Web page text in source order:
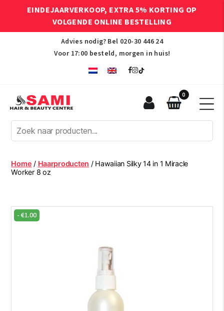
EINDEJAARVERKOOP, EXTRA 5% KORTING OP
VOLGENDE ONLINE BESTELLING
Advies nodig? Bel 020-30 446 24
Voor 17:00 besteld, morgen in huis!
Afro
Hair
Beauty
Centre
0
Home / Haarproducten / Hawaiian Silky 14 in 1 Miracle
Worker 8 oz
-€1.00